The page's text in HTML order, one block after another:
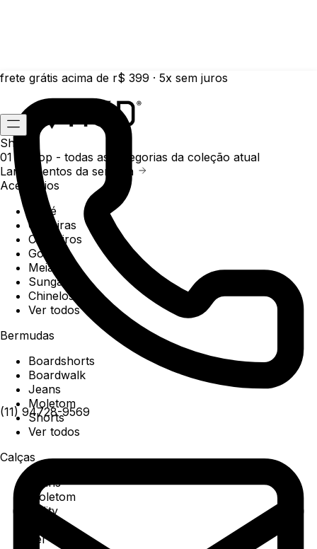
frete grátis acima de r$ 399 · 5x sem juros
(11) 94728-9569
Shop
01 /
Shop - todas as categorias da coleção atual
Lançamentos da semana
Acessórios
Boné
Carteiras
Chaveiros
Gorros
Meias
Sunga
Chinelos
Ver todos
Bermudas
Boardshorts
Boardwalk
Jeans
Moletom
Shorts
Ver todos
Calças
Jeans
Moletom
Utility
Ver todos